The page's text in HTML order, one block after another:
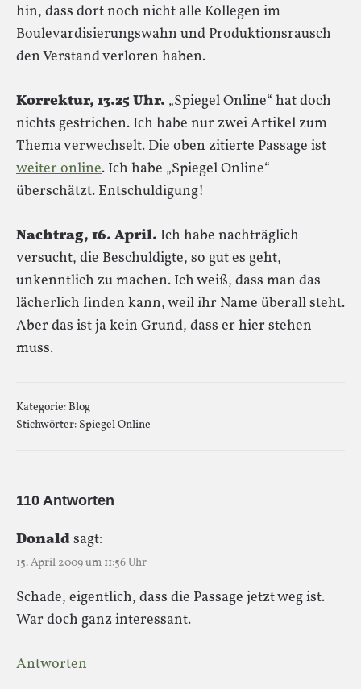
hin, dass dort noch nicht alle Kollegen im
Boulevardisierungswahn und Produktionsrausch
den Verstand verloren haben.
Korrektur, 13.25 Uhr. „Spiegel Online“ hat doch
nichts gestrichen. Ich habe nur zwei Artikel zum
Thema verwechselt. Die oben zitierte Passage ist
weiter online. Ich habe „Spiegel Online“
überschätzt. Entschuldigung!
Nachtrag, 16. April. Ich habe nachträglich
versucht, die Beschuldigte, so gut es geht,
unkenntlich zu machen. Ich weiß, dass man das
lächerlich finden kann, weil ihr Name überall steht.
Aber das ist ja kein Grund, dass er hier stehen
muss.
Kategorie:Blog
Stichwörter: Spiegel Online
110 Antworten
Donaldsagt:
15. April 2009 um 11:56 Uhr
Schade, eigentlich, dass die Passage jetzt weg ist.
War doch ganz interessant.
Antworten